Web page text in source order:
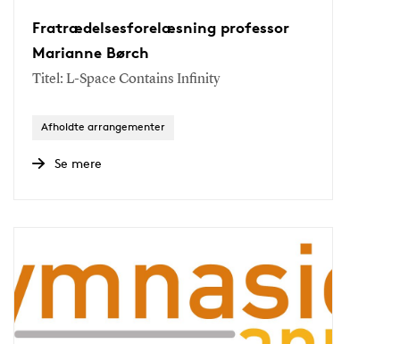
Fratrædelsesforelæsning professor
Marianne Børch
Titel: L-Space Contains Infinity
Afholdte arrangementer
Se mere